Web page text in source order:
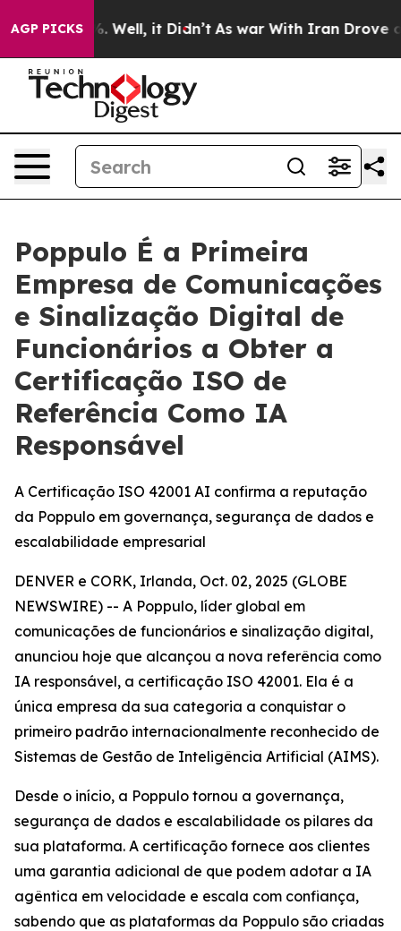
AGP PICKS
40%. Well, it Didn’t As war With Iran Drove oil
Poppulo É a Primeira
Empresa de Comunicações
e Sinalização Digital de
Funcionários a Obter a
Certificação ISO de
Referência Como IA
Responsável
A Certificação ISO 42001 AI confirma a reputação
da Poppulo em governança, segurança de dados e
escalabilidade empresarial
DENVER e CORK, Irlanda, Oct. 02, 2025 (GLOBE
NEWSWIRE) -- A Poppulo, líder global em
comunicações de funcionários e sinalização digital,
anunciou hoje que alcançou a nova referência como
IA responsável, a certificação ISO 42001. Ela é a
única empresa da sua categoria a conquistar o
primeiro padrão internacionalmente reconhecido de
Sistemas de Gestão de Inteligência Artificial (AIMS).
Desde o início, a Poppulo tornou a governança,
segurança de dados e escalabilidade os pilares da
sua plataforma. A certificação fornece aos clientes
uma garantia adicional de que podem adotar a IA
agêntica em velocidade e escala com confiança,
sabendo que as plataformas da Poppulo são criadas